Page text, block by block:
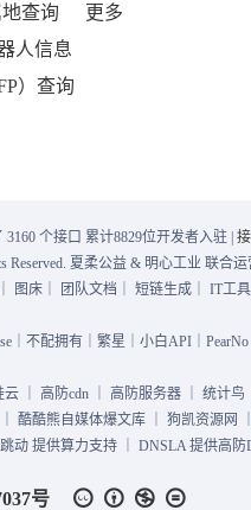
查询
人信息
）查询
更多
个接口 累计8829位开发者入驻 |
Reserved. 夏柔公益 & 明心工业 联合
图床 团队文档 短链生成 IT工
｜不配拥有｜繁星｜小白API｜
云 高防cdn 高防服务器 统计鸟
酷酷熊自媒体爆文库 狗凯资源网
动 提供算力支持 ｜ DNSLA 提供高
号